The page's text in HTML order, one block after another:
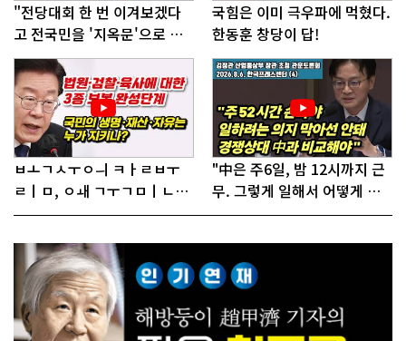
"전당대회 한 번 이겨보겠다
고 전국민을 '지옥문'으로 밀
어!"
국힘은 이미 극우파에 먹혔다.
한동훈 창당이 답!
ㅂㅗㄱㅅㅜㅇㅢ ㅋㅏㄹㅂㅜ
ㄹㅣㅁ, ㅇㅙ ㄱㅜㄱㅁㅣㄴㄷ
ㅡㄹㅇㅣ ㄷㅏㅇㅎㅐㅇㅑ ㅎ
"中은 주6일, 밤 12시까지 근
무. 그렇게 일해서 어떻게 경
쟁하냐 반문하더라"